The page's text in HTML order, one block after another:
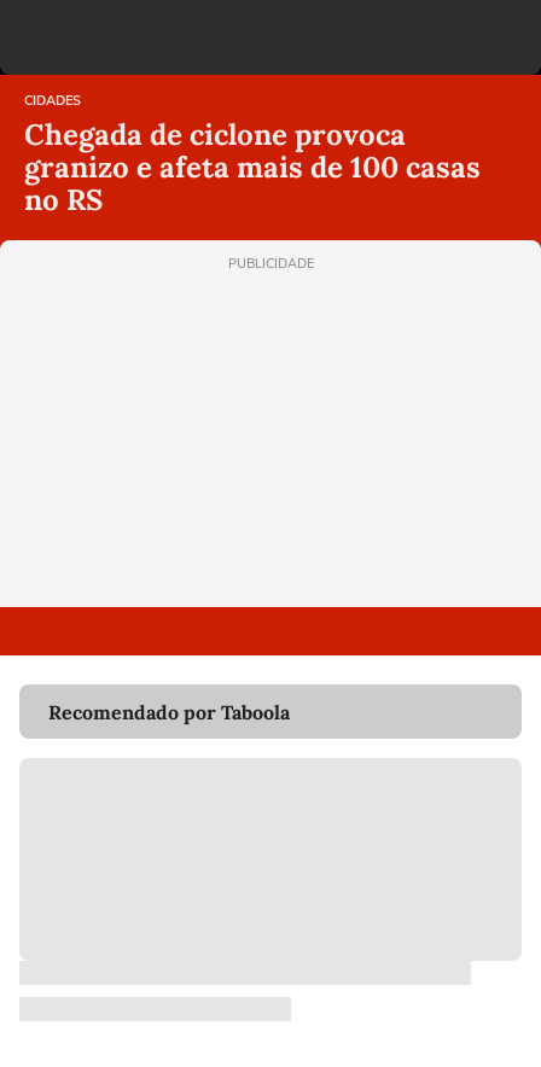
CIDADES
Chegada de ciclone provoca
granizo e afeta mais de 100 casas
no RS
PUBLICIDADE
Recomendado por Taboola